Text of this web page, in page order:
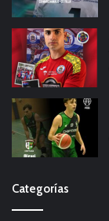
Categorías